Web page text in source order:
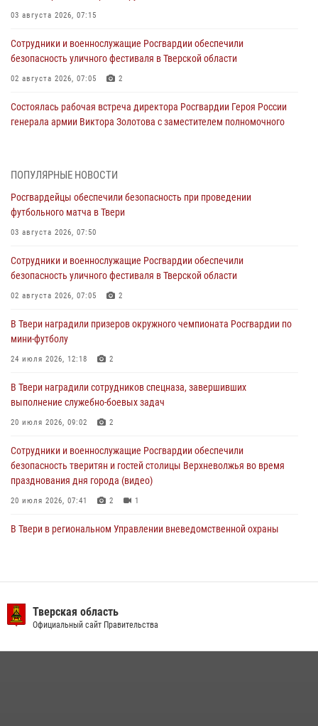
03 августа 2026, 07:15
Сотрудники и военнослужащие Росгвардии обеспечили
безопасность уличного фестиваля в Тверской области
02 августа 2026, 07:05 2
Состоялась рабочая встреча директора Росгвардии Героя России
генерала армии Виктора Золотова с заместителем полномочного
31 июля 2026, 05:42 4
Росгвардейцы в Твери приняли участие в молебне, посвященном
Дню Крещения Руси
28 июля 2026, 11:30
Сотрудники вневедомственной охраны совершили 250 выездов и
пресекли 20 правонарушений за неделю в Тверской области
27 июля 2026, 08:29
В Твери наградили призеров окружного чемпионата Росгвардии по
мини-футболу
24 июля 2026, 12:18 2
Росгвардейцы оказали помощь водителю на дороге в городе Кашин
22 июля 2026, 08:35
ПОПУЛЯРНЫЕ НОВОСТИ
Росгвардейцы обеспечили безопасность при проведении
футбольного матча в Твери
03 августа 2026, 07:50
Сотрудники и военнослужащие Росгвардии обеспечили
безопасность уличного фестиваля в Тверской области
02 августа 2026, 07:05 2
В Твери наградили призеров окружного чемпионата Росгвардии по
мини-футболу
24 июля 2026, 12:18 2
В Твери наградили сотрудников спецназа, завершивших
выполнение служебно-боевых задач
20 июля 2026, 09:02 2
Сотрудники и военнослужащие Росгвардии обеспечили
безопасность тверитян и гостей столицы Верхневолжья во время
празднования дня города (видео)
20 июля 2026, 07:41 2 1
В Твери в региональном Управлении вневедомственной охраны
10 июля 2026, 08:44 1
Тверская область
Официальный сайт Правительства